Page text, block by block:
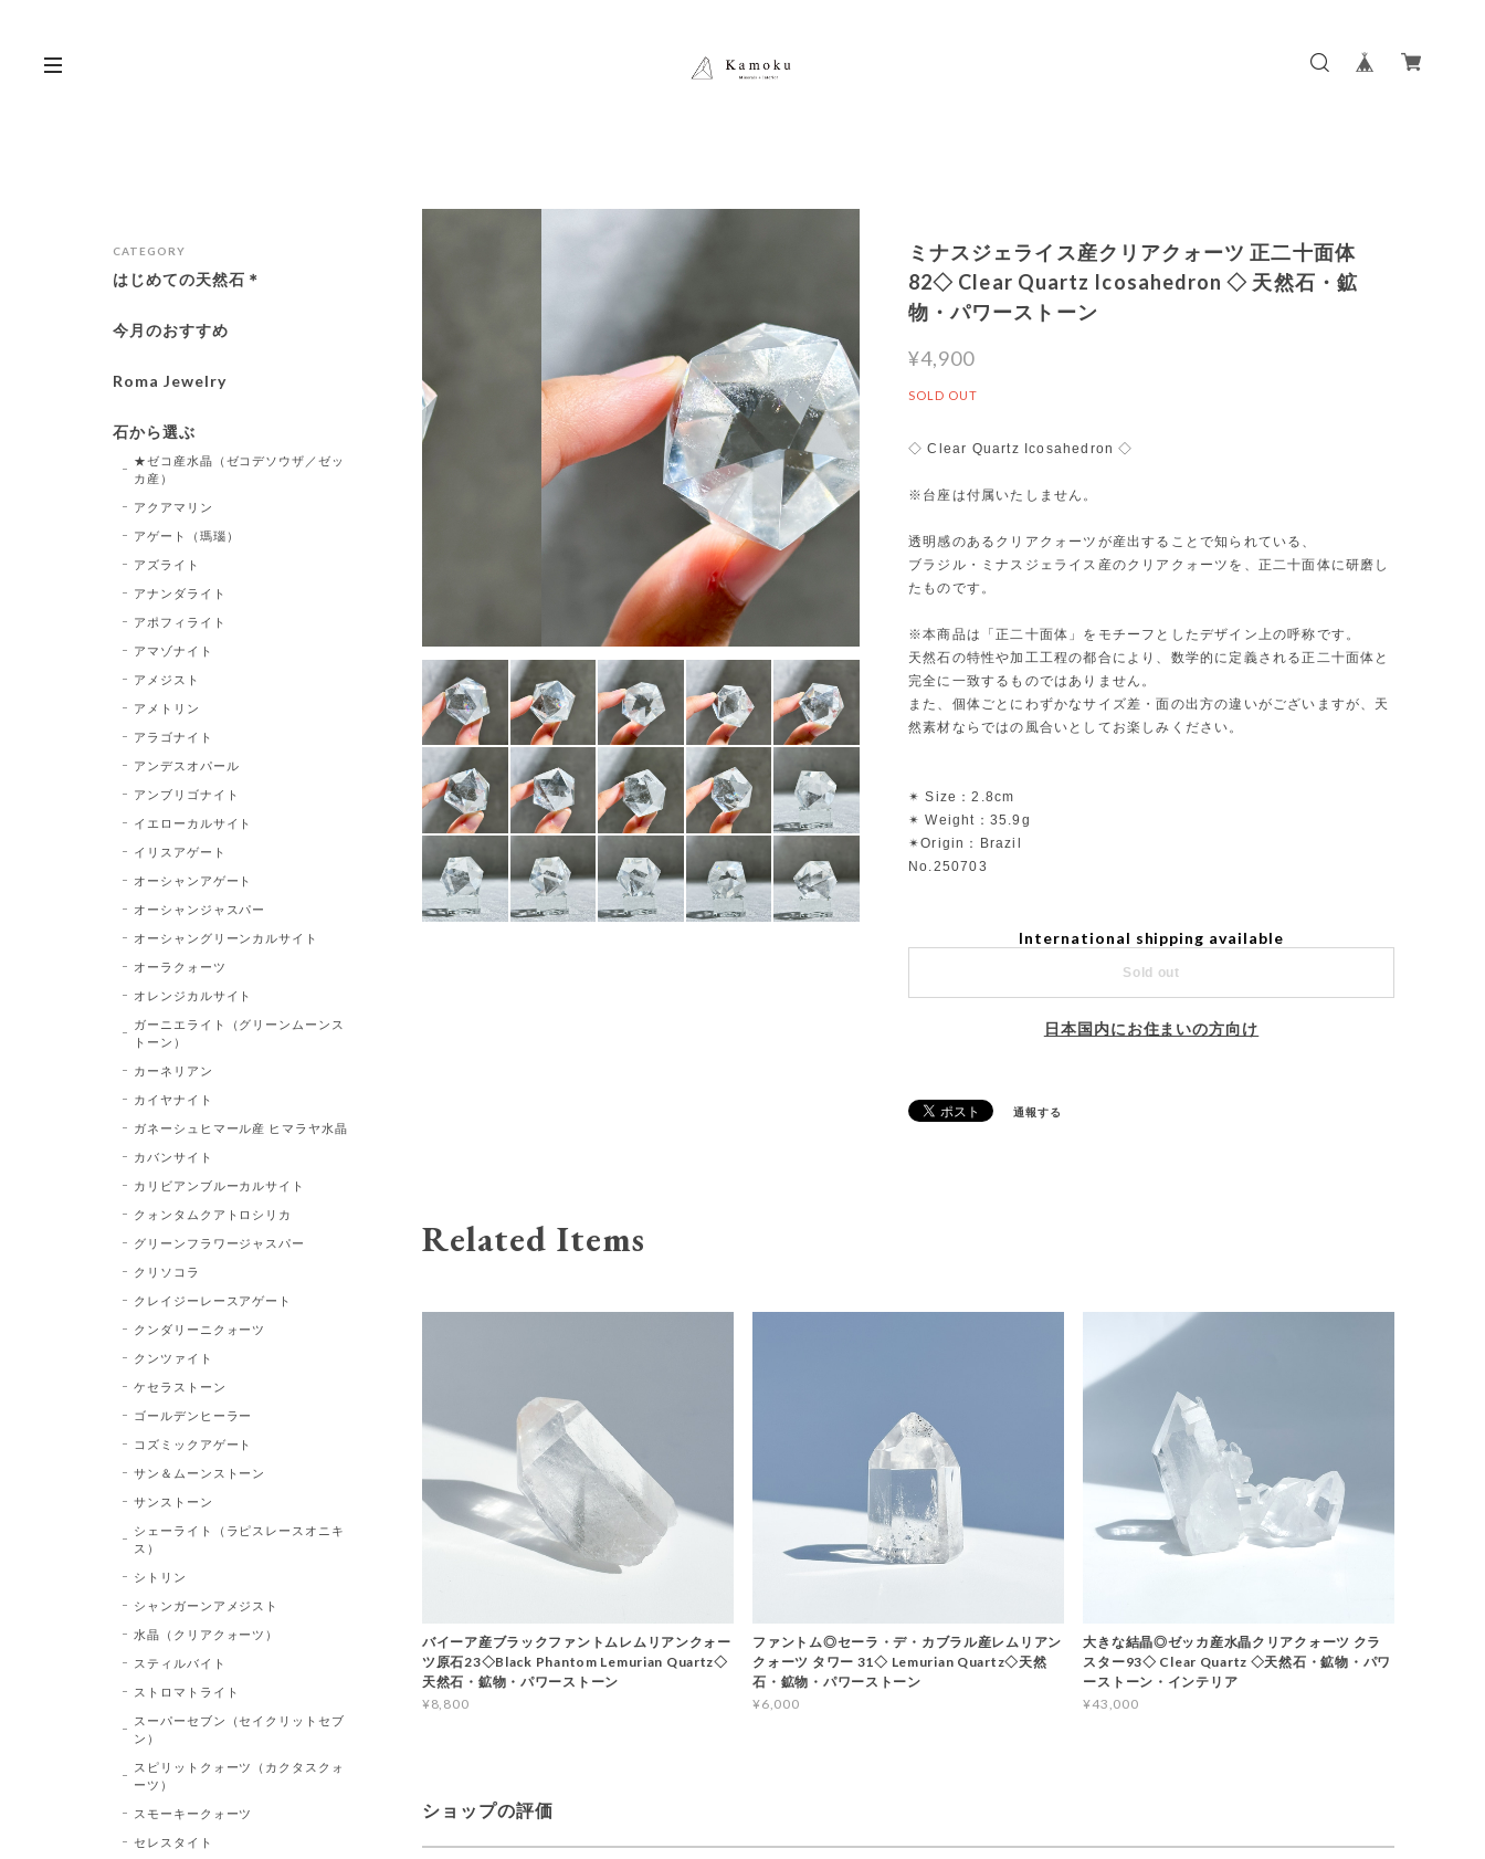
ミナスジェライス産クリアクォーツ 正二十面体
82◇ Clear Quartz Icosahedron ◇ 天然石・鉱
物・パワーストーン
¥4,900
SOLD OUT
◇ Clear Quartz Icosahedron ◇
※台座は付属いたしません。
透明感のあるクリアクォーツが産出することで知られている、
ブラジル・ミナスジェライス産のクリアクォーツを、正二十面体に研磨し
たものです。
※本商品は「正二十面体」をモチーフとしたデザイン上の呼称です。
天然石の特性や加工工程の都合により、数学的に定義される正二十面体と
完全に一致するものではありません。
また、個体ごとにわずかなサイズ差・面の出方の違いがございますが、天
然素材ならではの風合いとしてお楽しみください。
✴︎ Size：2.8cm
✴︎ Weight：35.9g
✴︎Origin：Brazil
No.250703
International shipping available
Sold out
日本国内にお住まいの方向け
通報する
Related Items
バイーア産ブラックファントムレムリアンクォー
ツ原石23◇Black Phantom Lemurian Quartz◇
天然石・鉱物・パワーストーン
¥8,800
ファントム◎セーラ・デ・カブラル産レムリアン
クォーツ タワー 31◇ Lemurian Quartz◇天然
石・鉱物・パワーストーン
¥6,000
大きな結晶◎ゼッカ産水晶クリアクォーツ クラ
スター93◇ Clear Quartz ◇天然石・鉱物・パワ
ーストーン・インテリア
¥43,000
ショップの評価
CATEGORY
はじめての天然石＊
今月のおすすめ
Roma Jewelry
石から選ぶ
★ゼコ産水晶（ゼコデソウザ／ゼッ
カ産）
アクアマリン
アゲート（瑪瑙）
アズライト
アナンダライト
アポフィライト
アマゾナイト
アメジスト
アメトリン
アラゴナイト
アンデスオパール
アンブリゴナイト
イエローカルサイト
イリスアゲート
オーシャンアゲート
オーシャンジャスパー
オーシャングリーンカルサイト
オーラクォーツ
オレンジカルサイト
ガーニエライト（グリーンムーンス
トーン）
カーネリアン
カイヤナイト
ガネーシュヒマール産 ヒマラヤ水晶
カバンサイト
カリビアンブルーカルサイト
クォンタムクアトロシリカ
グリーンフラワージャスパー
クリソコラ
クレイジーレースアゲート
クンダリーニクォーツ
クンツァイト
ケセラストーン
ゴールデンヒーラー
コズミックアゲート
サン＆ムーンストーン
サンストーン
シェーライト（ラピスレースオニキ
ス）
シトリン
シャンガーンアメジスト
水晶（クリアクォーツ）
スティルバイト
ストロマトライト
スーパーセブン（セイクリットセブ
ン）
スピリットクォーツ（カクタスクォ
ーツ）
スモーキークォーツ
セレスタイト